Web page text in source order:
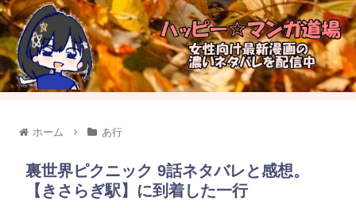
ホーム あ行
裏世界ピクニック 9話ネタバレと感想。
【きさらぎ駅】に到着した一行